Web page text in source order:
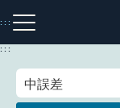
到
主
:::
注音索引圖示
:::